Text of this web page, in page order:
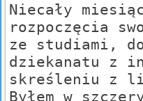
Niecały
rozpoczęcia
ze studiami,
dziekanatu z
skreśleniu z
Byłem w